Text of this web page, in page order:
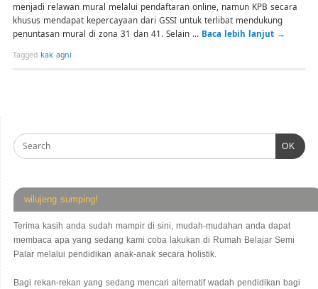
menjadi relawan mural melalui pendaftaran online, namun KPB secara
khusus mendapat kepercayaan dari GSSI untuk terlibat mendukung
penuntasan mural di zona 31 dan 41. Selain … Baca lebih lanjut →
Tagged kak agni
OK
wilujeng sumping!
Terima kasih anda sudah mampir di sini, mudah-mudahan anda dapat
membaca apa yang sedang kami coba lakukan di Rumah Belajar Semi
Palar melalui pendidikan anak-anak secara holistik.
Bagi rekan-rekan yang sedang mencari alternatif wadah pendidikan bagi